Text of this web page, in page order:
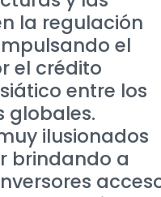
la regulación
el
el crédito
entre los
globales.
ilusionados
brindando a